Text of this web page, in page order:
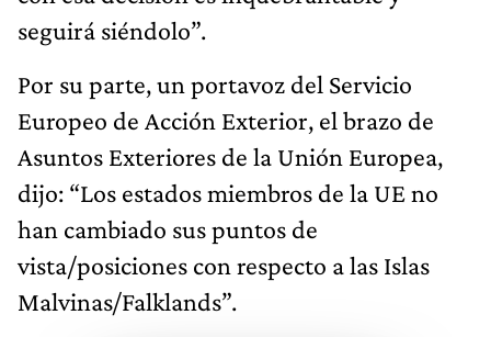
seguirá siéndolo”.
Por su parte, un portavoz del Servicio
Europeo de Acción Exterior, el brazo de
Asuntos Exteriores de la Unión Europea,
dijo: “Los estados miembros de la UE no
han cambiado sus puntos de
vista/posiciones con respecto a las Islas
Malvinas/Falklands”.